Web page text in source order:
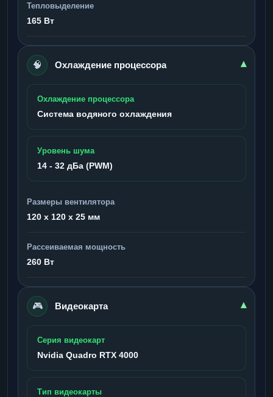
Тепловыделение
165 Вт
🧠 Охлаждение процессора ▾
Охлаждение процессора
Система водяного охлаждения
Уровень шума
14 - 32 дБа (PWM)
Размеры вентилятора
120 x 120 x 25 мм
Рассеиваемая мощность
260 Вт
🎮 Видеокарта ▾
Серия видеокарт
Nvidia Quadro RTX 4000
Тип видеокарты